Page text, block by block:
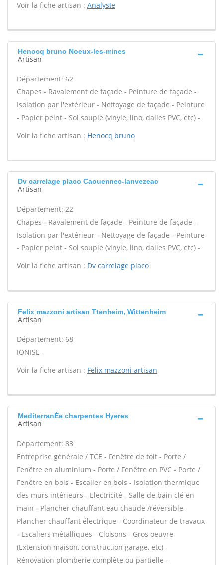
Voir la fiche artisan : Analyste
Henocq bruno Noeux-les-mines
Artisan
Département: 62
Chapes - Ravalement de façade - Peinture de façade -
Isolation par l'extérieur - Nettoyage de façade - Peinture
- Papier peint - Sol souple (vinyle, lino, dalles PVC, etc) -
Voir la fiche artisan : Henocq bruno
Dv carrelage placo Caouennec-lanvezeac
Artisan
Département: 22
Chapes - Ravalement de façade - Peinture de façade -
Isolation par l'extérieur - Nettoyage de façade - Peinture
- Papier peint - Sol souple (vinyle, lino, dalles PVC, etc) -
Voir la fiche artisan : Dv carrelage placo
Felix mazzoni artisan Ttenheim, Wittenheim
Artisan
Département: 68
IONISE -
Voir la fiche artisan : Felix mazzoni artisan
MediterranÉe charpentes Hyeres
Artisan
Département: 83
Entreprise générale / TCE - Fenêtre de toit - Porte /
Fenêtre en aluminium - Porte / Fenêtre en PVC - Porte /
Fenêtre en bois - Escalier en bois - Isolation thermique
des murs intérieurs - Electricité - Salle de bain clé en
main - Plancher chauffant eau chaude /réversible -
Plancher chauffant électrique - Coordinateur de travaux
- Escaliers métalliques - Cloisons - Gros oeuvre
(Extension maison, construction garage, etc) -
Rénovation plomberie complète ou partielle -